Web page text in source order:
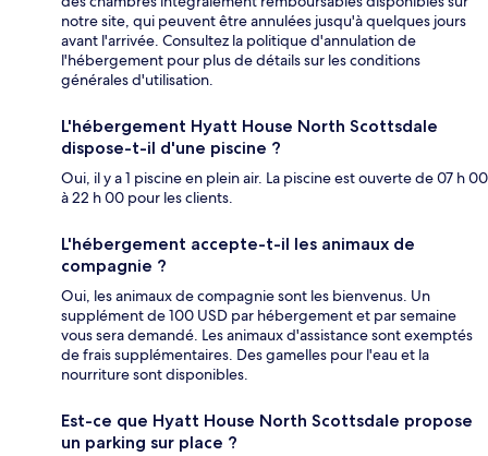
notre site, qui peuvent être annulées jusqu'à quelques jours
avant l'arrivée. Consultez la politique d'annulation de
l'hébergement pour plus de détails sur les conditions
générales d'utilisation.
L'hébergement Hyatt House North Scottsdale
dispose-t-il d'une piscine ?
Oui, il y a 1 piscine en plein air. La piscine est ouverte de 07 h 00
à 22 h 00 pour les clients.
L'hébergement accepte-t-il les animaux de
compagnie ?
Oui, les animaux de compagnie sont les bienvenus. Un
supplément de 100 USD par hébergement et par semaine
vous sera demandé. Les animaux d'assistance sont exemptés
de frais supplémentaires. Des gamelles pour l'eau et la
nourriture sont disponibles.
Est-ce que Hyatt House North Scottsdale propose
un parking sur place ?